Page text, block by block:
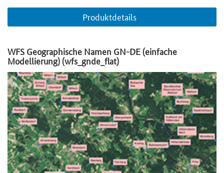
Produktdetails
WFS Geographische Namen GN-DE (einfache
Modellierung) (wfs_gnde_flat)